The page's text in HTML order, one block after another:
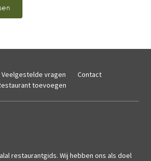
Veelgestelde vragen
Contact
toevoegen
restaurantgids. Wij hebben ons als doel